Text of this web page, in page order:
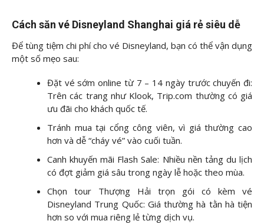
Cách săn vé Disneyland Shanghai giá rẻ siêu dễ
Để tùng tiệm chi phí cho vé Disneyland, bạn có thể vận dụng
một số mẹo sau:
Đặt vé sớm online từ 7 – 14 ngày trước chuyến đi:
Trên các trang như Klook, Trip.com thường có giá
ưu đãi cho khách quốc tế.
Tránh mua tại cổng công viên, vì giá thường cao
hơn và dễ “cháy vé” vào cuối tuần.
Canh khuyến mãi Flash Sale: Nhiều nền tảng du lịch
có đợt giảm giá sâu trong ngày lễ hoặc theo mùa.
Chọn tour Thượng Hải trọn gói có kèm vé
Disneyland Trung Quốc: Giá thường hà tằn hà tiện
hơn so với mua riêng lẻ từng dịch vụ.